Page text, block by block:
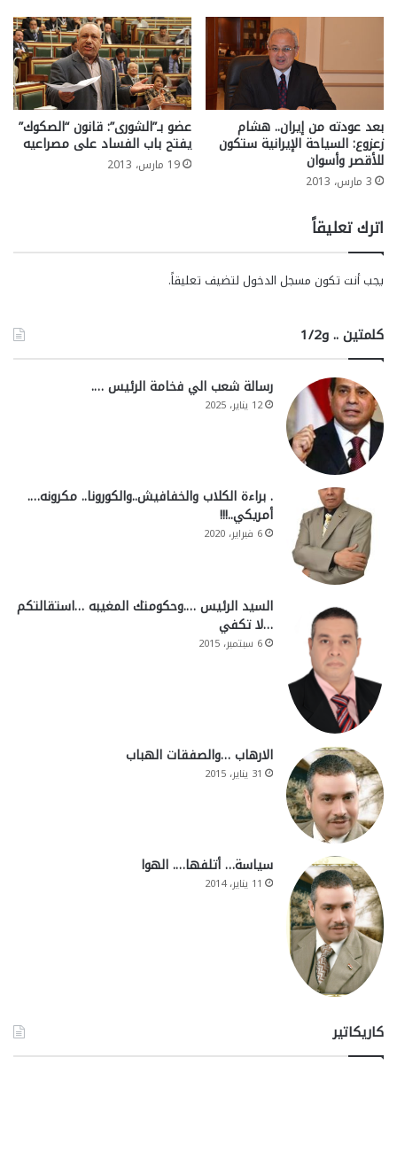
بعد عودته من إيران.. هشام
زعزوع: السياحة الإيرانية ستكون
للأقصر وأسوان
3 مارس، 2013
عضو بـ”الشورى”: قانون “الصكوك”
يفتح باب الفساد على مصراعيه
19 مارس، 2013
اترك تعليقاً
يجب أنت تكون مسجل الدخول لتضيف تعليقاً.
كلمتين .. و1/2
رسالة شعب الي فخامة الرئيس ….
12 يناير، 2025
. براءة الكلاب والخفافيش..والكورونا.. مكرونه….
أمريكي..!!!
6 فبراير، 2020
السيد الرئيس ….وحكومتك المغيبه …استقالتكم
…لا تكفي
6 سبتمبر، 2015
الارهاب …والصفقات الهباب
31 يناير، 2015
سياسة… أتلفها…. الهوا
11 يناير، 2014
كاريكاتير